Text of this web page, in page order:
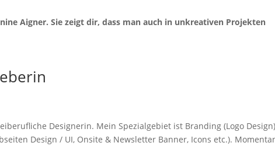
Aigner. Sie zeigt dir, dass man auch in unkreativen Projekten
Designerin. Mein Spezialgebiet ist Branding (Logo Design)
Design / UI, Onsite & Newsletter Banner, Icons etc.).